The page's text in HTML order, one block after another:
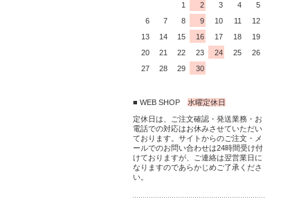
1
2 3 4
5
6
7 8 9 10 11
12
13
14 15 16 17 18
19
20
21 22 23 24 25
26
27
28 29 30
■ WEB SHOP 水曜定休日
定休日は、ご注文確認・発送業務・お
電話での対応はお休みさせていただい
ております。サイトからのご注文・メ
ールでのお問い合わせは24時間受け付
けておりますが、ご連絡は翌営業日に
なりますのであらかじめご了承くださ
い。